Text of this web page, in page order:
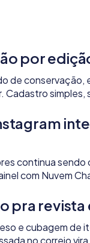
por
de
Cadastro
continua sendo
com Nuvem
pra revista
e cubagem de
no correio